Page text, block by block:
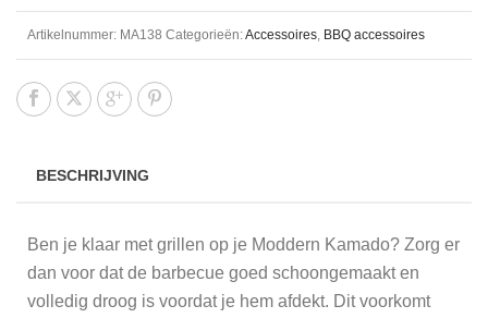
Artikelnummer: MA138 Categorieën:Accessoires, BBQ accessoires
BESCHRIJVING
Ben je klaar met grillen op je Moddern Kamado? Zorg er
dan voor dat de barbecue goed schoongemaakt en
volledig droog is voordat je hem afdekt. Dit voorkomt